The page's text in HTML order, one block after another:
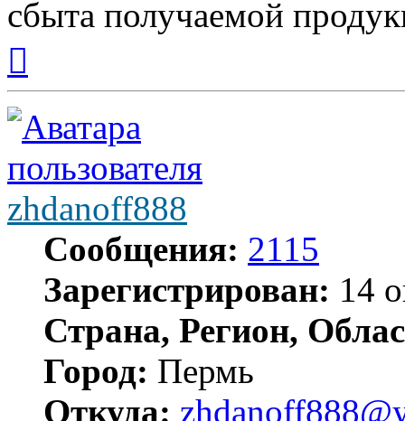
сбыта получаемой
началу
zhdanoff888
Сообщения: 2115
Зарегистрирован: 14
Страна, Регион,
Город: Пермь
Откуда: